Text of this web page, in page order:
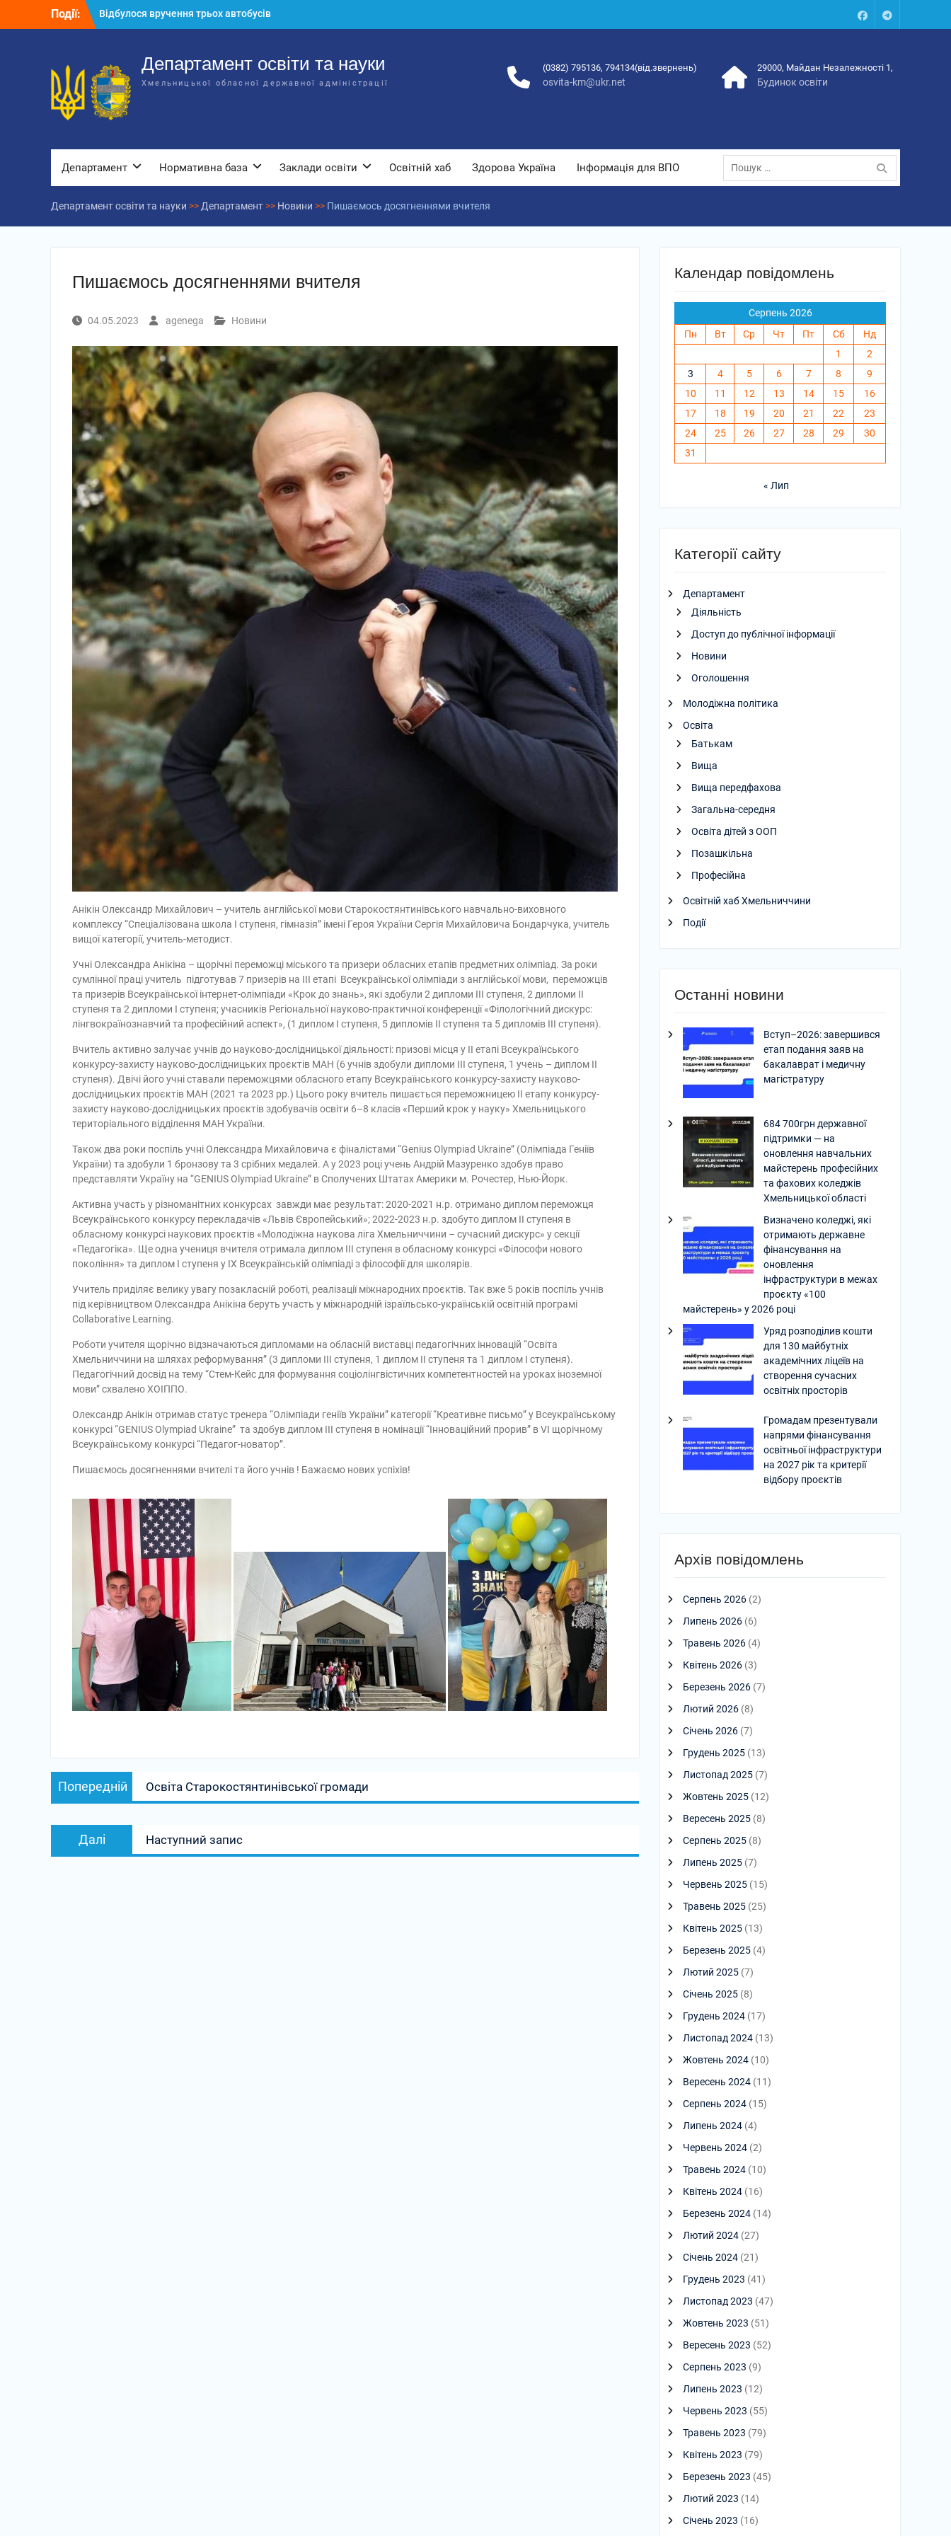
Події:
для потреб закладів освіти
Відбулося засідання колегії
державної адміністрації
Відбулась обласна нарада для
відповідальних за національно-
патріотичне виховання
FacebookTalegram
Департамент освіти та науки
Хмельницької обласної державної адміністрації
(0382) 795136, 794134(від.звернень)
osvita-km@ukr.net
29000, Майдан Незалежності 1,
Будинок освіти
Департамент Нормативна база Заклади освіти Освітній хаб Здорова Україна Інформація для ВПО
Пошук:
Департамент освіти та науки >> Департамент >> Новини >> Пишаємось досягненнями вчителя
Пишаємось досягненнями вчителя
04.05.2023 agenega Новини
Анікін Олександр Михайлович – учитель англійської мови Старокостянтинівського навчально-виховного
комплексу “Спеціалізована школа І ступеня, гімназія” імені Героя України Сергія Михайловича Бондарчука, учитель
вищої категорії, учитель-методист.
Учні Олександра Анікіна – щорічні переможці міського та призери обласних етапів предметних олімпіад. За роки
сумлінної праці учитель підготував 7 призерів на ІІІ етапі Всеукраїнської олімпіади з англійської мови, переможців
та призерів Всеукраїнської інтернет-олімпіади «Крок до знань», які здобули 2 дипломи ІІІ ступеня, 2 дипломи ІІ
ступеня та 2 дипломи І ступеня; учасників Регіональної науково-практичної конференції «Філологічний дискурс:
лінгвокраїнознавчий та професійний аспект», (1 диплом І ступеня, 5 дипломів ІІ ступеня та 5 дипломів ІІІ ступеня).
Вчитель активно залучає учнів до науково-дослідницької діяльності: призові місця у ІІ етапі Всеукраїнського
конкурсу-захисту науково-дослідницьких проєктів МАН (6 учнів здобули дипломи ІІІ ступеня, 1 учень – диплом ІІ
ступеня). Двічі його учні ставали переможцями обласного етапу Всеукраїнського конкурсу-захисту науково-
дослідницьких проєктів МАН (2021 та 2023 рр.) Цього року вчитель пишається переможницею ІІ етапу конкурсу-
захисту науково-дослідницьких проєктів здобувачів освіти 6–8 класів «Перший крок у науку» Хмельницького
територіального відділення МАН України.
Також два роки поспіль учні Олександра Михайловича є фіналістами “Genius Olympiad Ukraine” (Олімпіада Геніїв
України) та здобули 1 бронзову та 3 срібних медалей. А у 2023 році учень Андрій Мазуренко здобув право
представляти Україну на “GENIUS Olympiad Ukraine” в Сполучених Штатах Америки м. Рочестер, Нью-Йорк.
Активна участь у різноманітних конкурсах завжди має результат: 2020-2021 н.р. отримано диплом переможця
Всеукраїнського конкурсу перекладачів «Львів Європейський»; 2022-2023 н.р. здобуто диплом ІІ ступеня в
обласному конкурсі наукових проєктів «Молодіжна наукова ліга Хмельниччини – сучасний дискурс» у секції
«Педагогіка». Ще одна учениця вчителя отримала диплом ІІІ ступеня в обласному конкурсі «Філософи нового
покоління» та диплом І ступеня у ІХ Всеукраїнській олімпіаді з філософії для школярів.
Учитель приділяє велику увагу позакласній роботі, реалізації міжнародних проєктів. Так вже 5 років поспіль учнів
під керівництвом Олександра Анікіна беруть участь у міжнародній ізраїльсько-українській освітній програмі
Collaborative Learning.
Роботи учителя щорічно відзначаються дипломами на обласній виставці педагогічних інновацій “Освіта
Хмельниччини на шляхах реформування” (3 дипломи ІІІ ступеня, 1 диплом ІІ ступеня та 1 диплом І ступеня).
Педагогічний досвід на тему “Стем-Кейс для формування соціолінгвістичних компетентностей на уроках іноземної
мови” схвалено ХОІППО.
Олександр Анікін отримав статус тренера “Олімпіади геніїв України” категорії “Креативне письмо” у Всеукраїнському
конкурсі “GENIUS Olympiad Ukraine” та здобув диплом ІІІ ступеня в номінації “Інноваційний прорив” в VI щорічному
Всеукраїнському конкурсі “Педагог-новатор”.
Пишаємось досягненнями вчителі та його учнів ! Бажаємо нових успіхів!
Навігація
записів
Попередній
Попередній
запис:
Освіта Старокостянтинівської громади
Далі
запис:
Наступний запис
Календар повідомлень
Серпень 2026
Пн
Вт Ср Чт Пт Сб
Нд
1
2
3
4 5 6 7 8
9
10
11 12 13 14 15
16
17
18 19 20 21 22
23
24
25 26 27 28 29
30
31
« Лип
Категорії сайту
Департамент
Діяльність
Доступ до публічної інформації
Новини
Оголошення
Молодіжна політика
Освіта
Батькам
Вища
Вища передфахова
Загальна-середня
Освіта дітей з ООП
Позашкільна
Професійна
Освітній хаб Хмельниччини
Події
Останні новини
Вступ–2026: завершився
етап подання заяв на
бакалаврат і медичну
магістратуру
684 700грн державної
підтримки — на
оновлення навчальних
майстерень професійних
та фахових коледжів
Хмельницької області
Визначено коледжі, які
отримають державне
фінансування на
оновлення
інфраструктури в межах
проєкту «100
майстерень» у 2026 році
Уряд розподілив кошти
для 130 майбутніх
академічних ліцеїв на
створення сучасних
освітніх просторів
Громадам презентували
напрями фінансування
освітньої інфраструктури
на 2027 рік та критерії
відбору проєктів
Архів повідомлень
Серпень 2026 (2)
Липень 2026 (6)
Травень 2026 (4)
Квітень 2026 (3)
Березень 2026 (7)
Лютий 2026 (8)
Січень 2026 (7)
Грудень 2025 (13)
Листопад 2025 (7)
Жовтень 2025 (12)
Вересень 2025 (8)
Серпень 2025 (8)
Липень 2025 (7)
Червень 2025 (15)
Травень 2025 (25)
Квітень 2025 (13)
Березень 2025 (4)
Лютий 2025 (7)
Січень 2025 (8)
Грудень 2024 (17)
Листопад 2024 (13)
Жовтень 2024 (10)
Вересень 2024 (11)
Серпень 2024 (15)
Липень 2024 (4)
Червень 2024 (2)
Травень 2024 (10)
Квітень 2024 (16)
Березень 2024 (14)
Лютий 2024 (27)
Січень 2024 (21)
Грудень 2023 (41)
Листопад 2023 (47)
Жовтень 2023 (51)
Вересень 2023 (52)
Серпень 2023 (9)
Липень 2023 (12)
Червень 2023 (55)
Травень 2023 (79)
Квітень 2023 (79)
Березень 2023 (45)
Лютий 2023 (14)
Січень 2023 (16)